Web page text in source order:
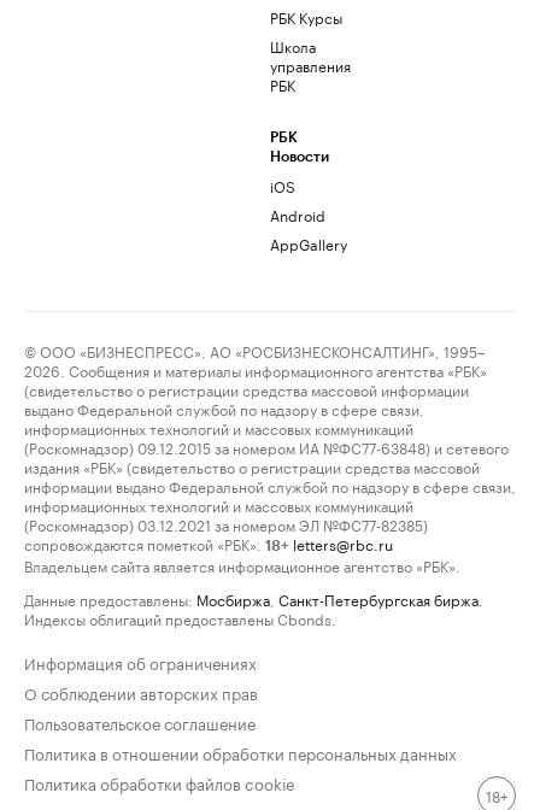
РБК Курсы
Школа
управления
РБК
РБК
Новости
iOS
Android
AppGallery
© ООО «БИЗНЕСПРЕСС», АО «РОСБИЗНЕСКОНСАЛТИНГ», 1995–
2026. Сообщения и материалы информационного агентства «РБК»
(свидетельство о регистрации средства массовой информации
выдано Федеральной службой по надзору в сфере связи,
информационных технологий и массовых коммуникаций
(Роскомнадзор) 09.12.2015 за номером ИА №ФС77-63848) и сетевого
издания «РБК» (свидетельство о регистрации средства массовой
информации выдано Федеральной службой по надзору в сфере связи,
информационных технологий и массовых коммуникаций
(Роскомнадзор) 03.12.2021 за номером ЭЛ №ФС77-82385)
сопровождаются пометкой «РБК».
18+ letters@rbc.ru
Владельцем сайта является информационное агентство «РБК».
Данные предоставлены: Мосбиржа Санкт-Петербургская биржа
Индексы облигаций предоставлены Cbonds.
Информация об ограничениях
О соблюдении авторских прав
Пользовательское соглашение
Политика в отношении обработки персональных данных
Политика обработки файлов cookie
18+